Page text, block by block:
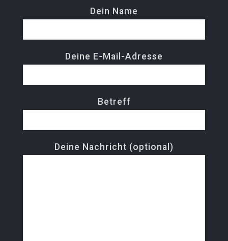
Dein Name
Deine E-Mail-Adresse
Betreff
Deine Nachricht (optional)